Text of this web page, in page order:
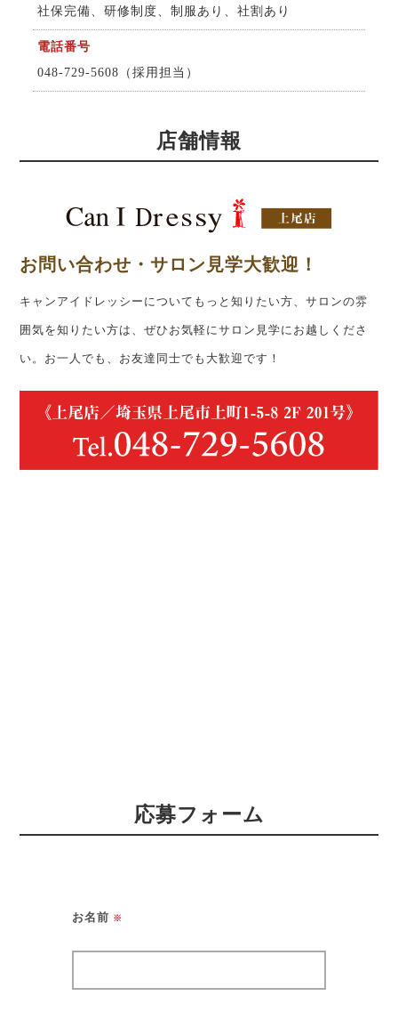
社保完備、研修制度、制服あり、社割あり
電話番号
048-729-5608（採用担当）
店舗情報
お問い合わせ・サロン見学大歓迎！
キャンアイドレッシーについてもっと知りたい方、サロンの雰
囲気を知りたい方は、ぜひお気軽にサロン見学にお越しくださ
い。お一人でも、お友達同士でも大歓迎です！
応募フォーム
お名前 ※